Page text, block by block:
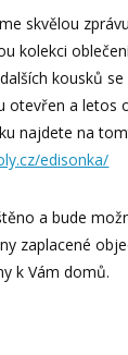
skvělou
kolekci
kousků se
otevřen a letos
najdete na
edisonka/
a bude
zaplacené
k Vám domů.